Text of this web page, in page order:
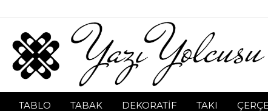
TABLO TABAK DEKORATİF TAKI